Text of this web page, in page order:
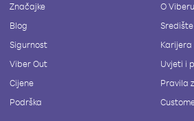
Značajke
Blog
Sigurnost
Viber Out
Cijene
Podrška
O Viberu
Karijera
Uvjeti i
Pravila